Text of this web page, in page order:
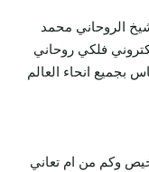
الروحاني محمد
فلكي روحاني
بجميع انحاء العالم
وكم من ام تعاني